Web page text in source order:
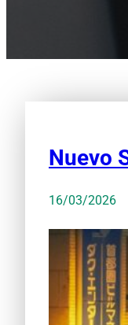
Nuevo
16/03/2026